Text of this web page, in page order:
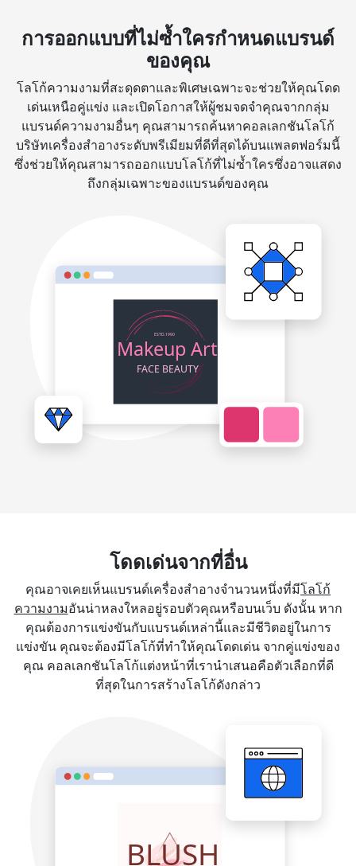
การออกแบบที่ไม่ซ้ำใครกำหนดแบรนด์
ของคุณ
โลโก้ความงามที่สะดุดตาและพิเศษเฉพาะจะช่วยให้คุณโดด
เด่นเหนือคู่แข่ง และเปิดโอกาสให้ผู้ชมจดจำคุณจากกลุ่ม
แบรนด์ความงามอื่นๆ คุณสามารถค้นหาคอลเลกชันโลโก้
บริษัทเครื่องสำอางระดับพรีเมียมที่ดีที่สุดได้บนแพลตฟอร์มนี้
ซึ่งช่วยให้คุณสามารถออกแบบโลโก้ที่ไม่ซ้ำใครซึ่งอาจแสดง
ถึงกลุ่มเฉพาะของแบรนด์ของคุณ
โดดเด่นจากที่อื่น
คุณอาจเคยเห็นแบรนด์เครื่องสำอางจำนวนหนึ่งที่มีโลโก้
ความงามอันน่าหลงใหลอยู่รอบตัวคุณหรือบนเว็บ ดังนั้น หาก
คุณต้องการแข่งขันกับแบรนด์เหล่านี้และมีชีวิตอยู่ในการ
แข่งขัน คุณจะต้องมีโลโก้ที่ทำให้คุณโดดเด่น จากคู่แข่งของ
คุณ คอลเลกชันโลโก้แต่งหน้าที่เรานำเสนอคือตัวเลือกที่ดี
ที่สุดในการสร้างโลโก้ดังกล่าว